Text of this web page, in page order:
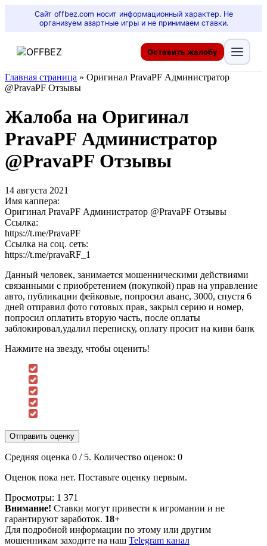
Сайт offbez.com носит информационный характер. Не
организуем азартные игры и не принимаем ставки.
Оставить жалобу
Главная страница » Оригинал PravaPF Администратор
@PravaPF Отзывы
Жалоба на Оригинал
PravaPF Администратор
@PravaPF Отзывы
14 августа 2021
Имя каппера:
Оригинал PravaPF Администратор @PravaPF Отзывы
Ссылка:
https://t.me/PravaPF
Ссылка на соц. сеть:
https://t.me/pravaRF_1
Данный человек, занимается мошенническими действиями
связанными с приобретением (покупкой) прав на управление
авто, публикации фейковые, попросил аванс, 3000, спустя 6
дней отправил фото готовых прав, закрыл серию и номер,
попросил оплатить вторую часть, после оплаты
заблокировал,удалил переписку, оплату просит на киви банк
Нажмите на звезду, чтобы оценить!
Отправить оценку
Средняя оценка 0 / 5. Количество оценок: 0
Оценок пока нет. Поставьте оценку первым.
Просмотры: 1 371
Внимание! Ставки могут привести к игромании и не
гарантируют заработок. 18+
Для подробной информации по этому или другим
мошенникам заходите на наш Telegram канал